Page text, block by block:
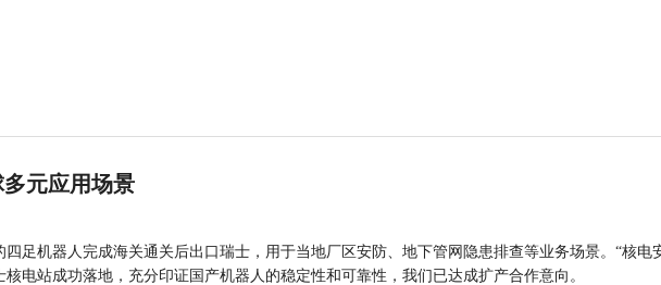
元应用场景
足机器人完成海关通关后出口瑞士，用于当地厂区安防、地下管网隐患排查等业务场景。“核电
电站成功落地，充分印证国产机器人的稳定性和可靠性，我们已达成扩产合作意向。